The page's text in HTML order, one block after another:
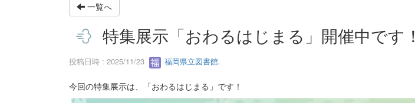
一覧へ
特集展示「おわるはじまる」開催中です！
投稿日時 : 2025/11/23 福岡県立図書館.
今回の特集展示は、「おわるはじまる」です！